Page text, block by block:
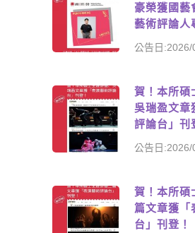
豪榮獲國藝
藝術評論人
公告日:2026/
賀！本所碩
吳瑞盈文章
評論台」刊
公告日:2026/
賀！本所碩
篇文章獲「
台」刊登！